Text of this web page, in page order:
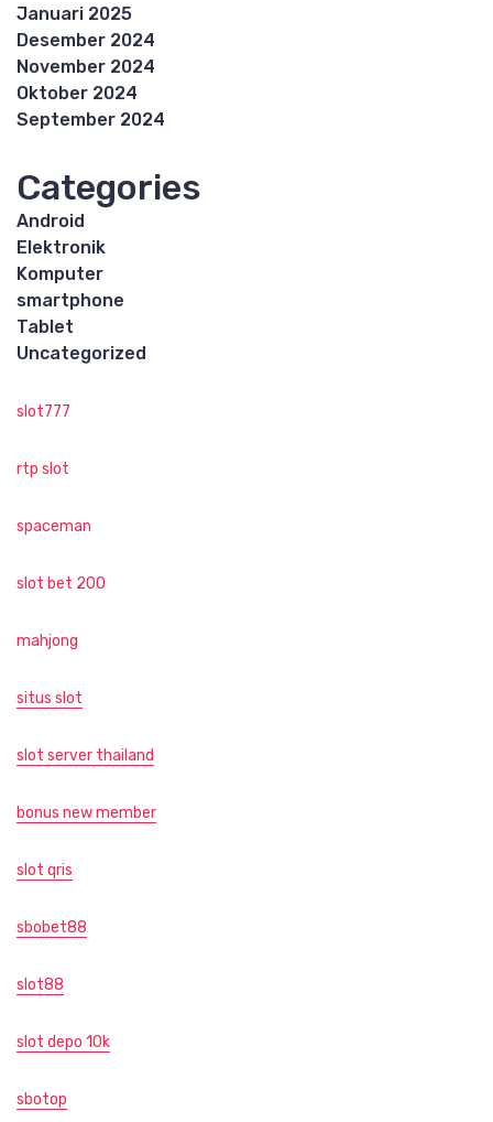
Januari 2025
Desember 2024
November 2024
Oktober 2024
September 2024
Categories
Android
Elektronik
Komputer
smartphone
Tablet
Uncategorized
slot777
rtp slot
spaceman
slot bet 200
mahjong
situs slot
slot server thailand
bonus new member
slot qris
sbobet88
slot88
slot depo 10k
sbotop